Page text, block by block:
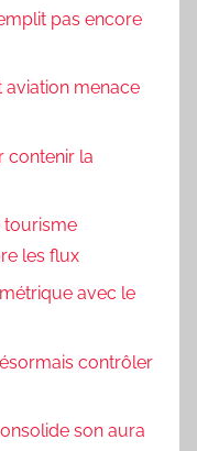
pas encore
menace
contenir la
tourisme
les flux
avec le
contrôler
son aura